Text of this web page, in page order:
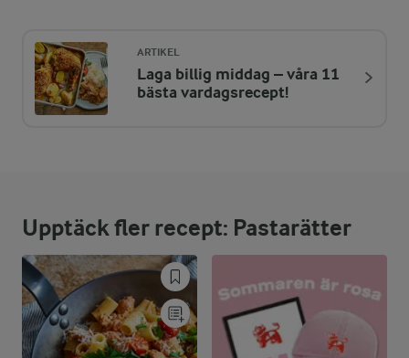
ENERGIDISTRIBUTION %
NÄRINGSVÄRDEN PER PORT
Fett:
32,8 %
20,4 g
Kolhydrater:
52 %
70,5 g
ARTIKEL
Laga billig middag – våra 11
bästa vardagsrecept!
Upptäck fler recept: Pastarätter